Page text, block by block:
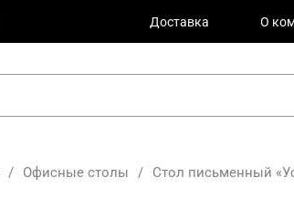
Доставка О
/ Офисные столы / Стол письменный